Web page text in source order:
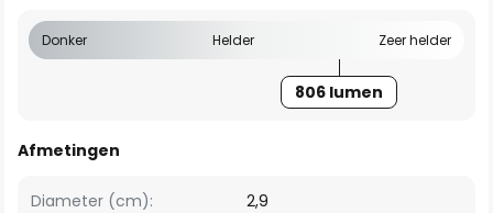
Donker Helder Zeer helder
806 lumen
Afmetingen
Diameter (cm): 2,9